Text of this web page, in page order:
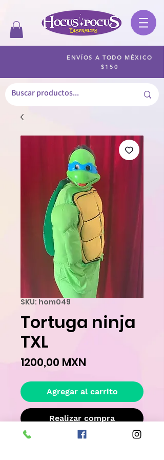
ENVÍOS A TODO MÉXICO
$150
SKU: hom049
Tortuga ninja
TXL
1200,00 MXN
Agregar al carrito
Realizar compra